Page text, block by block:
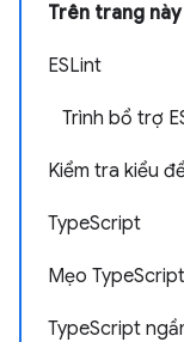
Trên trang này
ESLint
Trình bổ trợ
Kiểm tra kiểu
TypeScript
Mẹo
TypeScript